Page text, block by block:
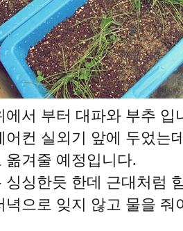
에서 부터 대파와 부추 입
어컨 실외기 앞에 두었는
옮겨줄 예정입니다.
싱싱한듯 한데 근대처럼
녁으로 잊지 않고 물을 줘